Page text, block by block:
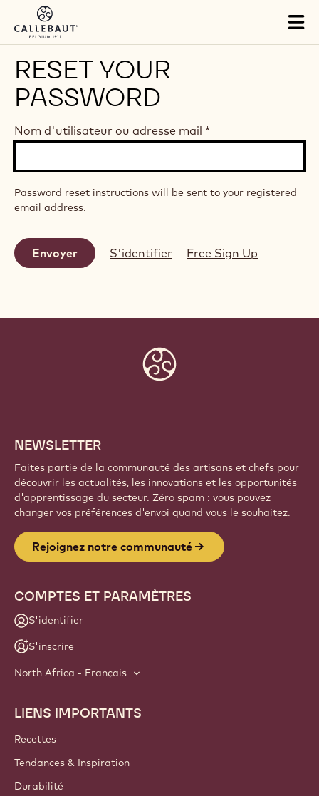
Skip to main content
RESET YOUR
PASSWORD
Nom d'utilisateur ou adresse mail *
Password reset instructions will be sent to your registered
email address.
S'identifier Free Sign Up
NEWSLETTER
Faites partie de la communauté des artisans et chefs pour
découvrir les actualités, les innovations et les opportunités
d'apprentissage du secteur. Zéro spam : vous pouvez
changer vos préférences d'envoi quand vous le souhaitez.
Rejoignez notre communauté
COMPTES ET PARAMÈTRES
S'identifier
S'inscrire
North Africa - Français
Footer
Callebaut
LIENS IMPORTANTS
Recettes
Tendances & Inspiration
Durabilité